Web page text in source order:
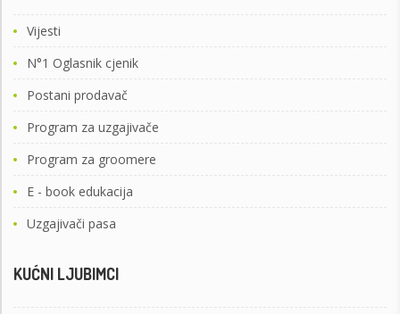
Vijesti
N°1 Oglasnik cjenik
Postani prodavač
Program za uzgajivače
Program za groomere
E - book edukacija
Uzgajivači pasa
KUĆNI LJUBIMCI